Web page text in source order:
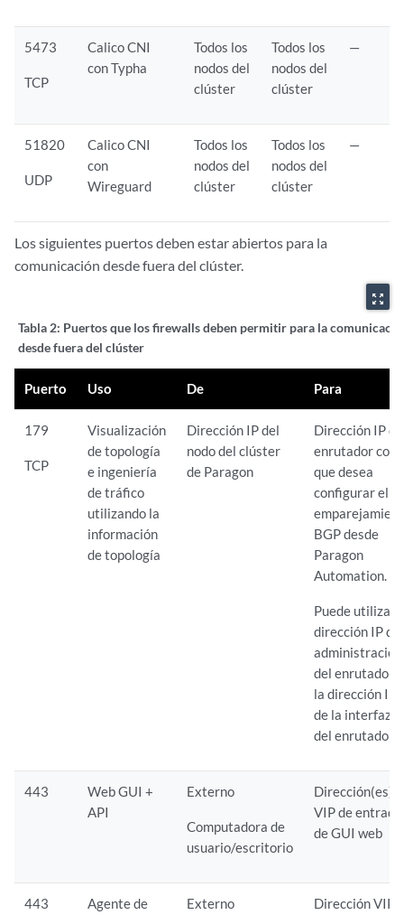
5473
TCP
Calico CNI
con Typha
Todos los
nodos del
clúster
Todos los
nodos del
clúster
—
51820
UDP
Calico CNI
con
Wireguard
Todos los
nodos del
clúster
Todos los
nodos del
clúster
—
Los siguientes puertos deben estar abiertos para la
comunicación desde fuera del clúster.
zoom_out_map
Tabla 2: Puertos que los firewalls deben permitir para la
desde fuera del clúster
Puerto Uso De Para
179
TCP
Visualización
de topología
e ingeniería
de tráfico
utilizando la
información
de topología
Dirección IP del
nodo del clúster
de Paragon
Dirección IP
enrutador con
que desea
configurar el
BGP desde
Paragon
Automation.
Puede utilizar
dirección IP de
administración
del enrutador o
la dirección IP
de la interfaz
del enrutador.
443
Web GUI +
API
Externo
Computadora de
usuario/escritorio
Dirección(es)
VIP de entrada
de GUI web
443
Agente de
Externo
Dirección VIP